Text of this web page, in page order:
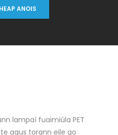
ANOIS
lampaí fuaimiúla PET
agus torann eile go